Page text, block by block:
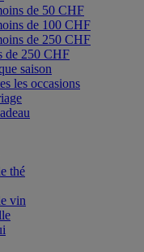
de 50 CHF
de 100 CHF
de 250 CHF
de 250 CHF
saison
les occasions
thé
vin